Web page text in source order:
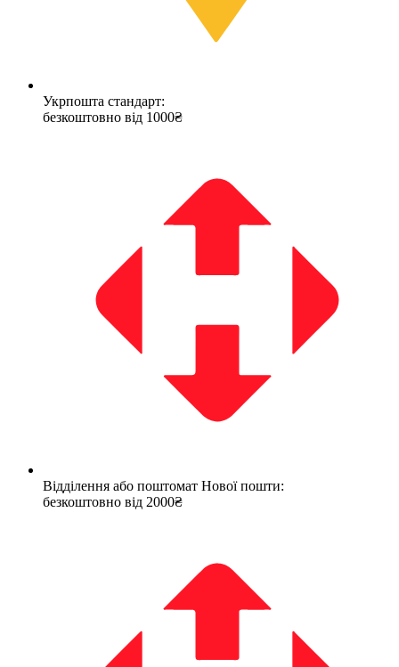
Укрпошта стандарт:
безкоштовно від 1000₴
Відділення або поштомат Нової пошти:
безкоштовно від 2000₴